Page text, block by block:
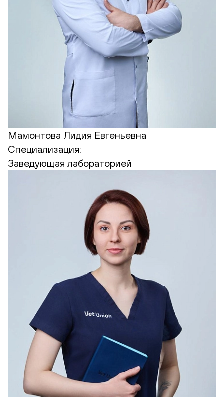
Мамонтова Лидия Евгеньевна
Специализация:
Заведующая лабораторией